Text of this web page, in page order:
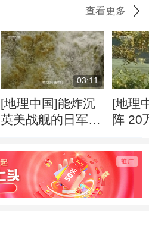
查看更多
03:11
[地理中国]能炸沉
英美战舰的日军为
[地理
阵 20